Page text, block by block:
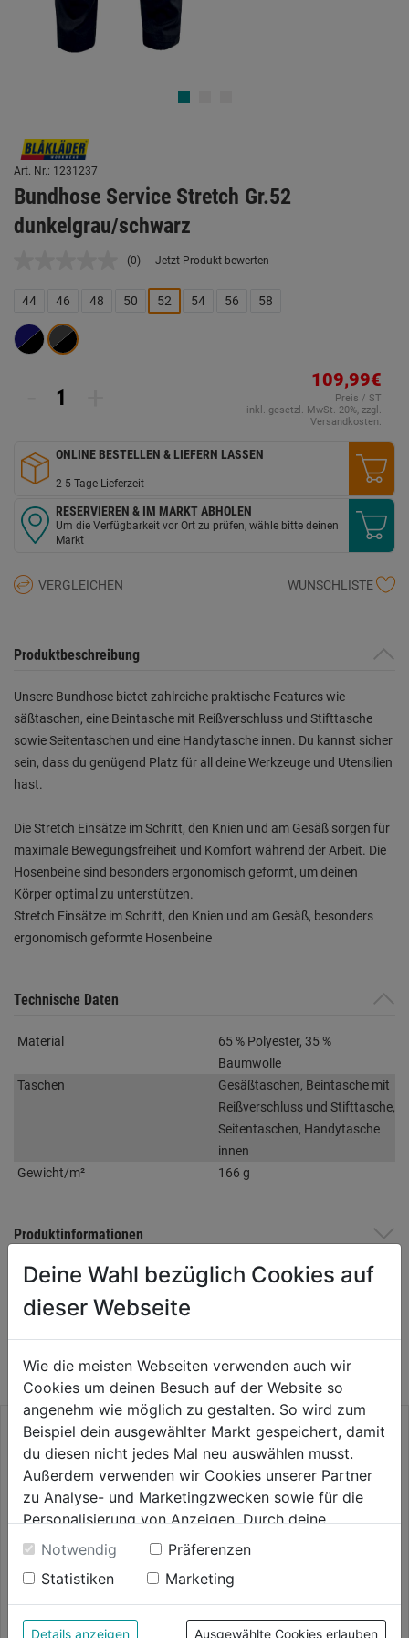
Art. Nr.: 1231237
Bundhose Service Stretch Gr.52
dunkelgrau/schwarz
Kein
Link
auf
(0) Jetzt Produkt bewerten
44 46 48 50 52 54 56 58
109,99€
Preis / ST
inkl. gesetzl. MwSt. 20%, zzgl.
Versandkosten.
ONLINE BESTELLEN & LIEFERN LASSEN
2-5 Tage Lieferzeit
RESERVIEREN & IM MARKT ABHOLEN
Um die Verfügbarkeit vor Ort zu prüfen, wähle bitte deinen
Markt
VERGLEICHEN WUNSCHLISTE
Produktbeschreibung
Unsere Bundhose bietet zahlreiche praktische Features wie
säßtaschen, eine Beintasche mit Reißverschluss und Stifttasche
sowie Seitentaschen und eine Handytasche innen. Du kannst sicher
sein, dass du genügend Platz für all deine Werkzeuge und Utensilien
hast.
Die Stretch Einsätze im Schritt, den Knien und am Gesäß sorgen für
maximale Bewegungsfreiheit und Komfort während der Arbeit. Die
Hosenbeine sind besonders ergonomisch geformt, um deinen
Körper optimal zu unterstützen.
Stretch Einsätze im Schritt, den Knien und am Gesäß, besonders
ergonomisch geformte Hosenbeine
Technische Daten
Material
65 % Polyester, 35 %
Baumwolle
Taschen
Gesäßtaschen, Beintasche mit
Reißverschluss und Stifttasche,
Seitentaschen, Handytasche
innen
Gewicht/m²
166 g
Produktinformationen
WEITERE PRODUKTE AUS DIESER
Bundhose Pro Bodyforce
Deine Wahl bezüglich Cookies auf
dieser Webseite
Wie die meisten Webseiten verwenden auch wir
Cookies um deinen Besuch auf der Website so
angenehm wie möglich zu gestalten. So wird zum
Beispiel dein ausgewählter Markt gespeichert, damit
du diesen nicht jedes Mal neu auswählen musst.
Außerdem verwenden wir Cookies unserer Partner
zu Analyse- und Marketingzwecken sowie für die
Personalisierung von Anzeigen. Durch deine
Einwilligung werden die Daten von Drittanbieter,
unter anderem auch in den USA, verarbeitet.
Durch Klick auf "Alle Cookies erlauben" stimmst du
der Verwendung aller Cookies zu. Unter "Details
anzeigen" findest du alle Infos zu den
Notwendig
Präferenzen
Statistiken
Marketing
Details anzeigen Ausgewählte Cookies erlauben